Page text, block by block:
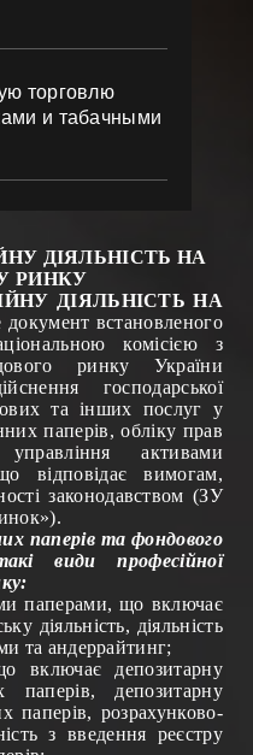
торговлю
и табачными
ДІЯЛЬНІСТЬ НА
РИНКУ
ДІЯЛЬНІСТЬ НА
встановленого
комісією з
ринку України
господарської
та інших послуг у
паперів, обліку прав
активами
відповідає вимогам,
законодавством (ЗУ
паперів та фондового
види професійної
паперами, що включає
діяльність, діяльність
та андеррайтинг;
включає депозитарну
паперів, депозитарну
паперів, розрахунково-
з введення реєстру